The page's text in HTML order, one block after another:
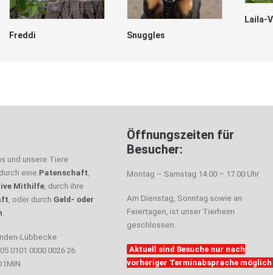
Freddi Snuggles
Laila-
und unsere Tiere
eine Patenschaft,
Mithilfe, durch ihre
, oder durch Geld- oder
.
Lübbecke
0101 0000 0026 26
Öffnungszeiten für
Besucher:
Montag – Samstag 14.00 – 17.00 Uhr
Am Dienstag, Sonntag sowie an
Feiertagen, ist unser Tierheim
geschlossen.
Aktuell sind Besuche nur nach
vorheriger Terminabsprache möglich